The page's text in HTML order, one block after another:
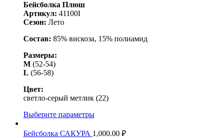
Бейсболка Плюш
Артикул: 41100I
Сезон: Лето
Состав: 85% вискоза, 15% полиамид
Размеры:
M (52-54)
L (56-58)
Цвет:
светло-серый метлик (22)
Выберите параметры
Бейсболка САКУРА 1,000.00 ₽